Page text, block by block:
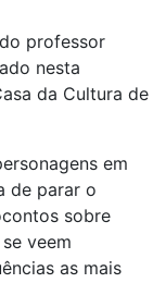
professor
nesta
da Cultura de
em
de parar o
sobre
veem
as mais